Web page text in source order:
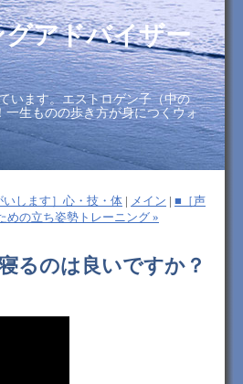
アドバイザー
います。エストロゲン子（中の
一生ものの歩き方が身につくウォ
します］心・技・体 | メイン | ■［声
めの立ち姿勢トレーニング »
るのは良いですか？